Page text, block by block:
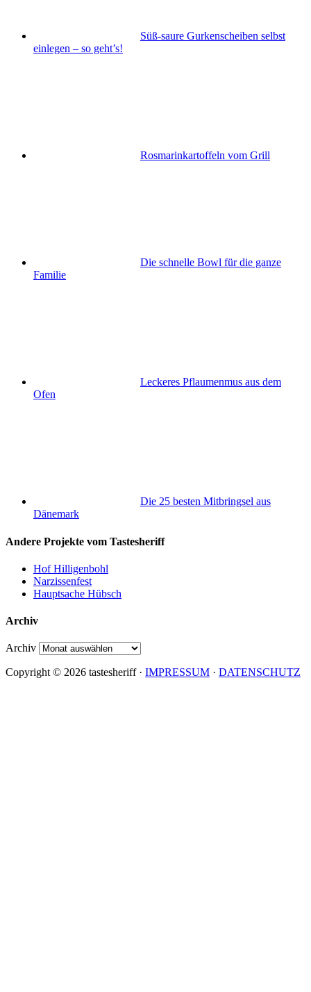
Süß-saure Gurkenscheiben selbst
einlegen – so geht’s!
Rosmarinkartoffeln vom Grill
Die schnelle Bowl für die ganze
Familie
Leckeres Pflaumenmus aus dem
Ofen
Die 25 besten Mitbringsel aus
Dänemark
Andere Projekte vom Tastesheriff
Hof Hilligenbohl
Narzissenfest
Hauptsache Hübsch
Archiv
Archiv
Copyright © 2026 tastesheriff · IMPRESSUM · DATENSCHUTZ